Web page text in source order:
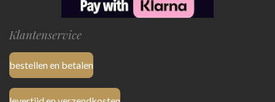
Klantenservice
bestellen en betalen